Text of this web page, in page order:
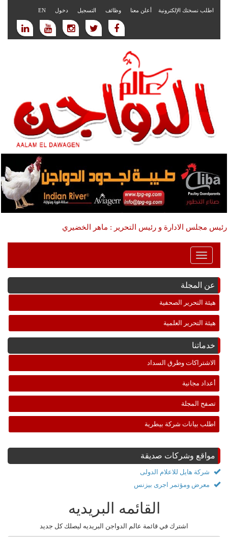
اطلب نسختك الإلكترونية أعلن معنا وظائف التسجيل دخول EN
رئيس مجلس الادارة و رئيس التحرير : ماهر الخضيري
Toggle
Navigation
عن المجلة
هيئة التحرير الصحفية
هيئة التحرير العلمية
خدماتنا
الاشتراكات وطرق السداد
أعداد مجانية
تصفح المجلة
اطلب بيانات شركة بيطرية
مواقع وشركات صديقة
شركة هايل للاعلام الدولى
معرض ومؤتمر اجرى بيزنس
القائمه البريديه
اشترك في قائمة عالم الدواجن البريديه ليصلك كل جديد